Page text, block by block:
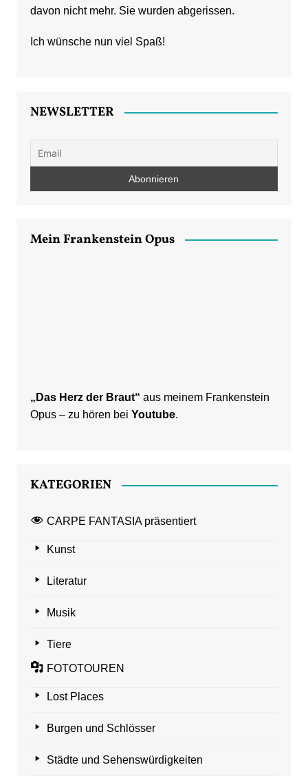
davon nicht mehr. Sie wurden abgerissen.
Ich wünsche nun viel Spaß!
NEWSLETTER
Mein Frankenstein Opus
„Das Herz der Braut“ aus meinem Frankenstein
Opus – zu hören bei Youtube.
KATEGORIEN
CARPE FANTASIA präsentiert
Kunst
Literatur
Musik
Tiere
FOTOTOUREN
Lost Places
Burgen und Schlösser
Städte und Sehenswürdigkeiten